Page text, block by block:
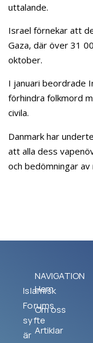
uttalande.
Israel förnekar att
Gaza, där över 31
oktober.
I januari beordrade
förhindra folkmord
civila.
Danmark har
att alla dess
och bedömningar
Islamisk
Forums
syfte
är
NAVIGATION
Hem
Om oss
Artiklar